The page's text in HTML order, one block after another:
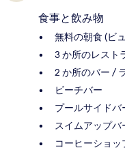
食事と飲み物
無料の朝食 (ビ
3 か所のレスト
2 か所のバー /
ビーチバー
プールサイドバ
スイムアップバ
コーヒーショッ